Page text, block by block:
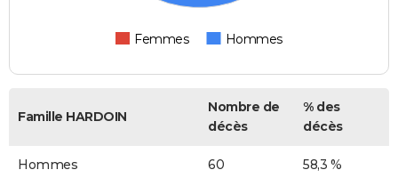
Femmes Hommes
Famille HARDOIN
Nombre de
décès
% des
décès
Hommes 60 58,3 %